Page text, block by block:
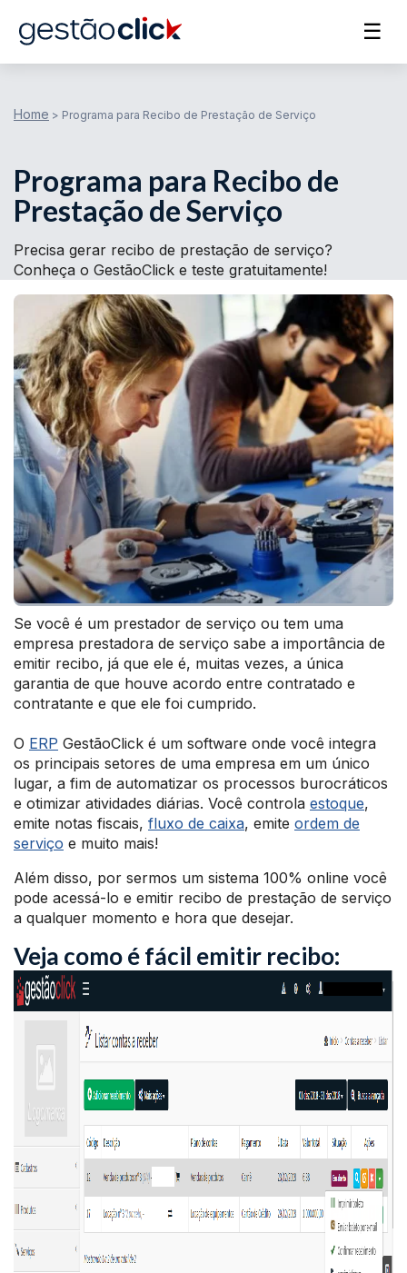
☰
Home > Programa para Recibo de Prestação de Serviço
Programa para Recibo de
Prestação de Serviço
Precisa gerar recibo de prestação de serviço?
Conheça o GestãoClick e teste gratuitamente!
Se você é um prestador de serviço ou tem uma
empresa prestadora de serviço sabe a importância de
emitir recibo, já que ele é, muitas vezes, a única
garantia de que houve acordo entre contratado e
contratante e que ele foi cumprido.
O ERP GestãoClick é um software onde você integra
os principais setores de uma empresa em um único
lugar, a fim de automatizar os processos burocráticos
e otimizar atividades diárias. Você controla estoque,
emite notas fiscais, fluxo de caixa, emite ordem de
serviço e muito mais!
Além disso, por sermos um sistema 100% online você
pode acessá-lo e emitir recibo de prestação de serviço
a qualquer momento e hora que desejar.
Veja como é fácil emitir recibo: